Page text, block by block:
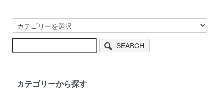
SEARCH
カテゴリーから探す